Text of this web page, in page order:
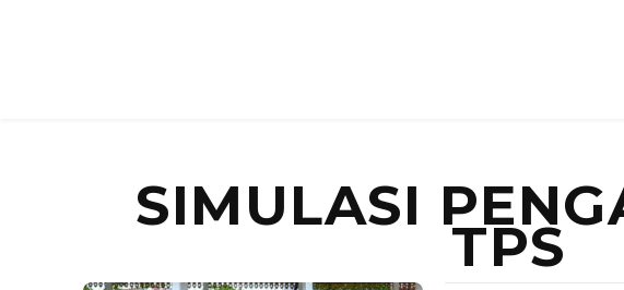
SIMULASI
TPS